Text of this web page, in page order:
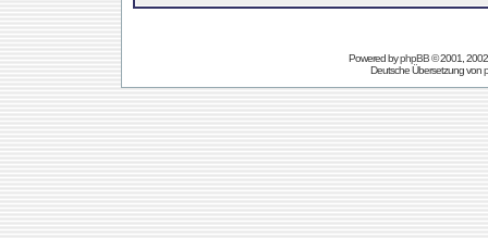
Powered byphpBB© 2001,
Deutsche Übersetzung von